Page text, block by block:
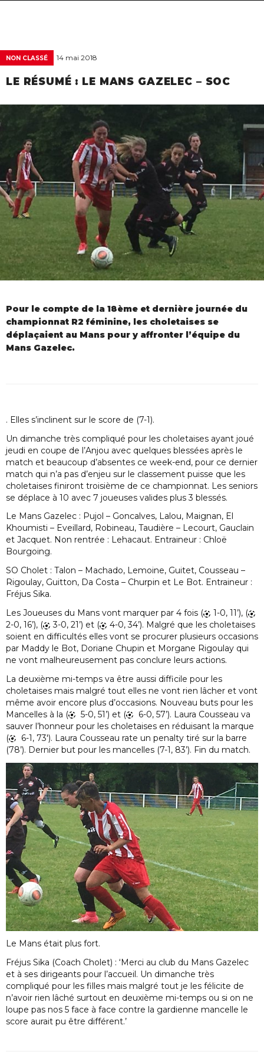
NON CLASSÉ 14 mai 2018
LE RÉSUMÉ : LE MANS GAZELEC – SOC
Pour le compte de la 18ème et dernière journée du
championnat R2 féminine, les choletaises se
déplaçaient au Mans pour y affronter l’équipe du
Mans Gazelec.
. Elles s’inclinent sur le score de (7-1).
Un dimanche très compliqué pour les choletaises ayant joué
jeudi en coupe de l’Anjou avec quelques blessées après le
match et beaucoup d’absentes ce week-end, pour ce dernier
match qui n’a pas d’enjeu sur le classement puisse que les
choletaises finiront troisième de ce championnat. Les seniors
se déplace à 10 avec 7 joueuses valides plus 3 blessés.
Le Mans Gazelec : Pujol – Goncalves, Lalou, Maignan, El
Khoumisti – Eveillard, Robineau, Taudière – Lecourt, Gauclain
et Jacquet. Non rentrée : Lehacaut. Entraineur : Chloë
Bourgoing.
SO Cholet : Talon – Machado, Lemoine, Guitet, Cousseau –
Rigoulay, Guitton, Da Costa – Churpin et Le Bot. Entraineur :
Fréjus Sika.
Les Joueuses du Mans vont marquer par 4 fois (
1-0, 11’), (
2-0, 16’), (
3-0, 21’) et (
4-0, 34’). Malgré que les choletaises
soient en difficultés elles vont se procurer plusieurs occasions
par Maddy le Bot, Doriane Chupin et Morgane Rigoulay qui
ne vont malheureusement pas conclure leurs actions.
La deuxième mi-temps va être aussi difficile pour les
choletaises mais malgré tout elles ne vont rien lâcher et vont
même avoir encore plus d’occasions. Nouveau buts pour les
Mancelles à la (
5-0, 51’) et (
6-0, 57’). Laura Cousseau va
sauver l’honneur pour les choletaises en réduisant la marque
(
6-1, 73′). Laura Cousseau rate un penalty tiré sur la barre
(78’). Dernier but pour les mancelles (7-1, 83’). Fin du match.
Le Mans était plus fort.
Fréjus Sika (Coach Cholet) : ‘Merci au club du Mans Gazelec
et à ses dirigeants pour l’accueil. Un dimanche très
compliqué pour les filles mais malgré tout je les félicite de
n’avoir rien lâché surtout en deuxième mi-temps ou si on ne
loupe pas nos 5 face à face contre la gardienne mancelle le
score aurait pu être différent.’